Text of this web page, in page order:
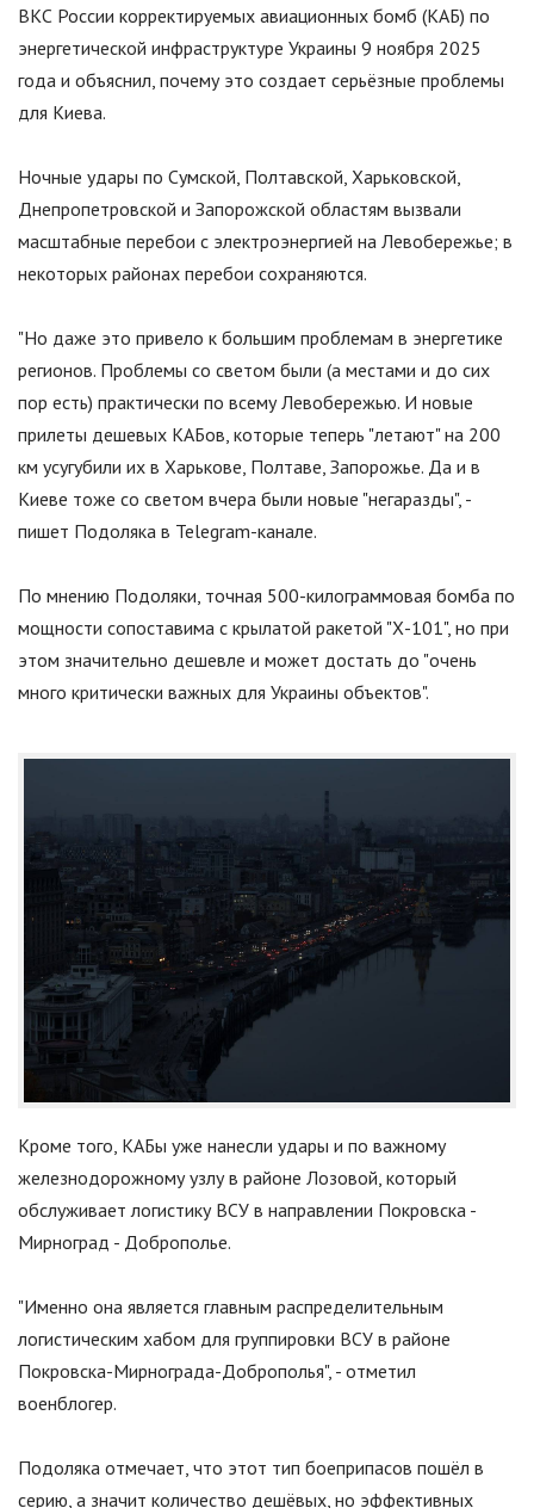
ВКС России корректируемых авиационных бомб (КАБ) по
энергетической инфраструктуре Украины 9 ноября 2025
года и объяснил, почему это создает серьёзные проблемы
для Киева.
Ночные удары по Сумской, Полтавской, Харьковской,
Днепропетровской и Запорожской областям вызвали
масштабные перебои с электроэнергией на Левобережье; в
некоторых районах перебои сохраняются.
"Но даже это привело к большим проблемам в энергетике
регионов. Проблемы со светом были (а местами и до сих
пор есть) практически по всему Левобережью. И новые
прилеты дешевых КАБов, которые теперь "летают"на 200
км усугубили их в Харькове, Полтаве, Запорожье. Да и в
Киеве тоже со светом вчера были новые "негаразды", -
пишет Подоляка в Telegram-канале.
По мнению Подоляки, точная 500-килограммовая бомба по
мощности сопоставима с крылатой ракетой "Х-101", но при
этом значительно дешевле и может достать до "очень
много критически важных для Украины объектов".
Кроме того, КАБы уже нанесли удары и по важному
железнодорожному узлу в районе Лозовой, который
обслуживает логистику ВСУ в направлении Покровска -
Мирноград - Доброполье.
"Именно она является главным распределительным
логистическим хабом для группировки ВСУ в районе
Покровска-Мирнограда-Доброполья", - отметил
военблогер.
Подоляка отмечает, что этот тип боеприпасов пошёл в
серию, а значит количество дешёвых, но эффективных